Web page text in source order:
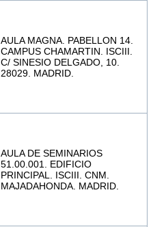
AULA MAGNA. PABELLON 14.
CAMPUS CHAMARTIN. ISCIII.
C/ SINESIO DELGADO, 10.
28029. MADRID.
AULA DE SEMINARIOS
51.00.001. EDIFICIO
PRINCIPAL. ISCIII. CNM.
MAJADAHONDA. MADRID.